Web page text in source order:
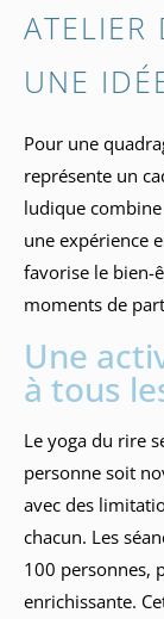
ATELIER
UNE
Pour une
représente un
ludique
une expérience
favorise le bien-
moments de
Une
à tous
Le yoga du rire
personne soit
avec des
chacun. Les
100 personnes,
enrichissante.